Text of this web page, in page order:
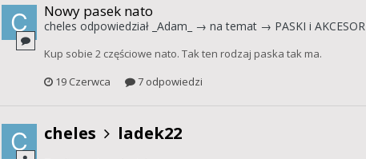
Nowy pasek nato
cheles odpowiedział _Adam_ → na temat → PASKI i
Kup sobie 2 częściowe nato. Tak ten rodzaj paska tak ma.
19 Czerwca
7 odpowiedzi
cheles ladek22